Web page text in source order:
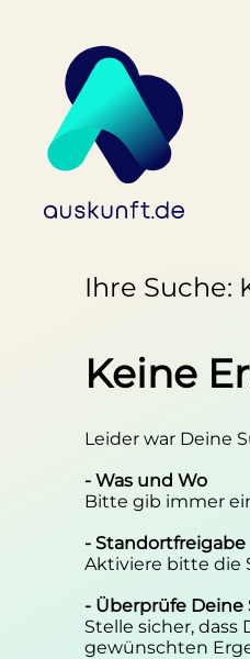
Ihre Suche:
Keine
Leider war Deine
- Was und Wo
Bitte gib immer
- Standortfreigabe
Aktiviere bitte die
- Überprüfe Deine
Stelle sicher,
gewünschten